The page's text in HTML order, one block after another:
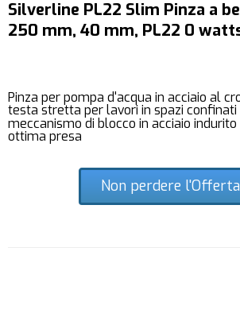
Silverline PL22 Slim Pinza a
250 mm, 40 mm, PL22 0
Pinza per pompa d'acqua in acciaio al
testa stretta per lavori in spazi confinati
meccanismo di blocco in acciaio indurito
ottima presa
Non perdere